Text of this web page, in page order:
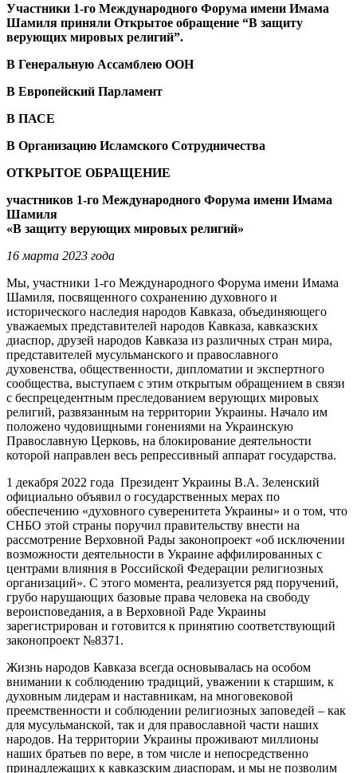
Участники 1-го Международного Форума имени Имама
Шамиля приняли Открытое обращение “В защиту
верующих мировых религий”.
В Генеральную Ассамблею ООН
В Европейский Парламент
В ПАСЕ
В Организацию Исламского Сотрудничества
ОТКРЫТОЕ ОБРАЩЕНИЕ
участников 1-го Международного Форума имени Имама
Шамиля
«В защиту верующих мировых религий»
16 марта 2023 года
Мы, участники 1-го Международного Форума имени Имама
Шамиля, посвященного сохранению духовного и
исторического наследия народов Кавказа, объединяющего
уважаемых представителей народов Кавказа, кавказских
диаспор, друзей народов Кавказа из различных стран мира,
представителей мусульманского и православного
духовенства, общественности, дипломатии и экспертного
сообщества, выступаем с этим открытым обращением в связи
с беспрецедентным преследованием верующих мировых
религий, развязанным на территории Украины. Начало им
положено чудовищными гонениями на Украинскую
Православную Церковь, на блокирование деятельности
которой направлен весь репрессивный аппарат государства.
1 декабря 2022 года Президент Украины В.А. Зеленский
официально объявил о государственных мерах по
обеспечению «духовного суверенитета Украины» и о том, что
СНБО этой страны поручил правительству внести на
рассмотрение Верховной Рады законопроект «об исключении
возможности деятельности в Украине аффилированных с
центрами влияния в Российской Федерации религиозных
организаций». С этого момента, реализуется ряд поручений,
грубо нарушающих базовые права человека на свободу
вероисповедания, а в Верховной Раде Украины
зарегистрирован и готовится к принятию соответствующий
законопроект №8371.
Жизнь народов Кавказа всегда основывалась на особом
внимании к соблюдению традиций, уважении к старшим, к
духовным лидерам и наставникам, на многовековой
преемственности и соблюдении религиозных заповедей – как
для мусульманской, так и для православной части наших
народов. На территории Украины проживают миллионы
наших братьев по вере, в том числе и непосредственно
принадлежащих к кавказским диаспорам, и мы не позволим